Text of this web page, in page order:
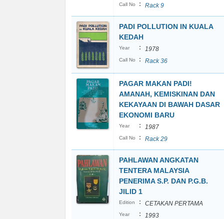
Call No : Rack 9
PADI POLLUTION IN KUALA
KEDAH
Year : 1978
Call No : Rack 36
PAGAR MAKAN PADI!
AMANAH, KEMISKINAN DAN
KEKAYAAN DI BAWAH DASAR
EKONOMI BARU
Year : 1987
Call No : Rack 29
PAHLAWAN ANGKATAN
TENTERA MALAYSIA
PENERIMA S.P. DAN P.G.B.
JILID 1
Edition : CETAKAN PERTAMA
Year : 1993